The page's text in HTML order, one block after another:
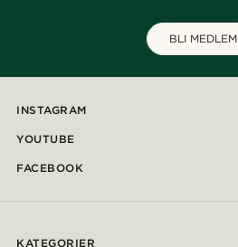
BLI MEDLEM
INSTAGRAM
YOUTUBE
FACEBOOK
KATEGORIER